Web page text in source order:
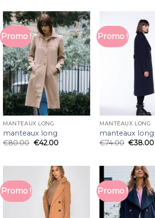
Promo !
MANTEAUX LONG
manteaux long
€80.00 €42.00
Promo !
MANTEAUX LONG
manteaux long
€74.00 €38.00
Promo ! Promo !